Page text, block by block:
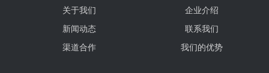
关于我们 企业介绍
新闻动态 联系我们
渠道合作 我们的优势